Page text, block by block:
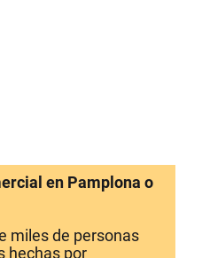
en Pamplona o
miles de personas
hechas por